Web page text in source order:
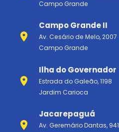
Campo Grande
Campo Grande II
Av. Cesário de Melo, 2007
Campo Grande
Ilha do Governador
Estrada do Galeão, 1198
Jardim Carioca
Jacarepaguá
Av. Geremário Dantas, 941